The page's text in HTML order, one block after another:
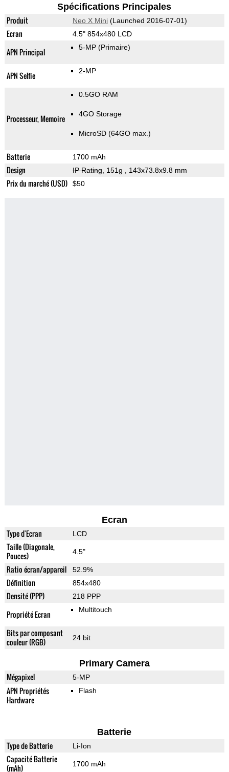
Spécifications Principales
Produit Neo X Mini(Launched 2016-07-01)
Ecran 4.5" 854x480 LCD
APN Principal 5-MP (Primaire)
APN Selfie 2-MP
Processeur, Memoire
0.5GO RAM
4GO Storage
MicroSD (64GO max.)
Batterie 1700 mAh
Design IP Rating, 151g , 143x73.8x9.8 mm
Prix du marché (USD) $50
Ecran
Type d'Ecran LCD
Taille (Diagonale,
Pouces)
4.5"
Ratio écran/appareil 52.9%
Définition 854x480
Densité (PPP) 218 PPP
Propriété Ecran Multitouch
Bits par composant
couleur (RGB)
24 bit
Primary Camera
Mégapixel 5-MP
APN Propriétés
Hardware
Flash
Batterie
Type de Batterie Li-Ion
Capacité Batterie
(mAh)
1700 mAh